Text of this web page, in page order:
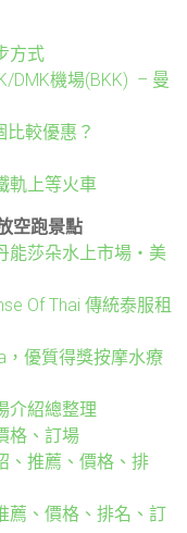
方式
DMK機場(BKK) – 曼
比較優惠？
軌上等火車
空跑景點
能莎朵水上市場・美
Of Thai 傳統泰服租
，優質得獎按摩水療
介紹總整理
格、訂場
、推薦、價格、排
薦、價格、排名、訂